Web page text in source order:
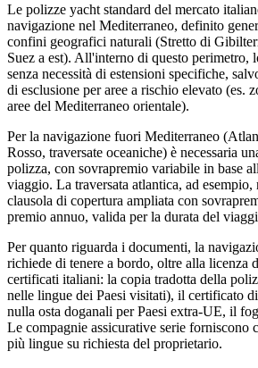
Le polizze yacht standard del mercato
navigazione nel Mediterraneo, definito
confini geografici naturali (Stretto di
Suez a est). All'interno di questo perimetro,
senza necessità di estensioni specifiche,
di esclusione per aree a rischio elevato (es.
aree del Mediterraneo orientale).
Per la navigazione fuori Mediterraneo
Rosso, traversate oceaniche) è necessaria
polizza, con sovrapremio variabile in base
viaggio. La traversata atlantica, ad
clausola di copertura ampliata con
premio annuo, valida per la durata del
Per quanto riguarda i documenti, la
richiede di tenere a bordo, oltre alla licenza
certificati italiani: la copia tradotta della
nelle lingue dei Paesi visitati), il certificato
nulla osta doganali per Paesi extra-UE, il
Le compagnie assicurative serie forniscono
più lingue su richiesta del proprietario.